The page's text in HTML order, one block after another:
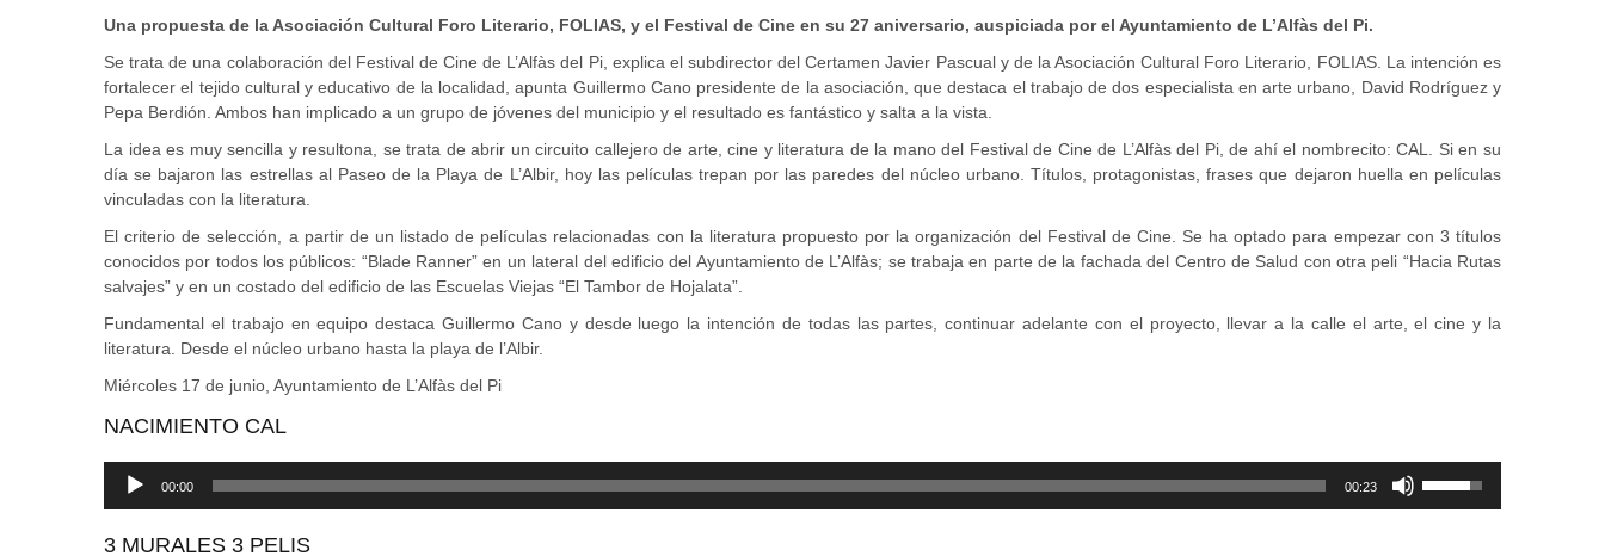
Una propuesta de la Asociación Cultural Foro Literario, FOLIAS, y el Festival de Cine en su 27 aniversario, auspiciada por el Ayuntamiento de L’Alfàs del Pi.
Se trata de una colaboración del Festival de Cine de L’Alfàs del Pi, explica el subdirector del Certamen Javier Pascual y de la Asociación Cultural Foro Literario, FOLIAS. La intención es
fortalecer el tejido cultural y educativo de la localidad, apunta Guillermo Cano presidente de la asociación, que destaca el trabajo de dos especialista en arte urbano, David Rodríguez y
Pepa Berdión. Ambos han implicado a un grupo de jóvenes del municipio y el resultado es fantástico y salta a la vista.
La idea es muy sencilla y resultona, se trata de abrir un circuito callejero de arte, cine y literatura de la mano del Festival de Cine de L’Alfàs del Pi, de ahí el nombrecito: CAL. Si en su
día se bajaron las estrellas al Paseo de la Playa de L’Albir, hoy las películas trepan por las paredes del núcleo urbano. Títulos, protagonistas, frases que dejaron huella en películas
vinculadas con la literatura.
El criterio de selección, a partir de un listado de películas relacionadas con la literatura propuesto por la organización del Festival de Cine. Se ha optado para empezar con 3 títulos
conocidos por todos los públicos: “Blade Ranner” en un lateral del edificio del Ayuntamiento de L’Alfàs; se trabaja en parte de la fachada del Centro de Salud con otra peli “Hacia Rutas
salvajes” y en un costado del edificio de las Escuelas Viejas “El Tambor de Hojalata”.
Fundamental el trabajo en equipo destaca Guillermo Cano y desde luego la intención de todas las partes, continuar adelante con el proyecto, llevar a la calle el arte, el cine y la
literatura. Desde el núcleo urbano hasta la playa de l’Albir.
Miércoles 17 de junio, Ayuntamiento de L’Alfàs del Pi
NACIMIENTO CAL
Reproductor
00:00 00:23
3 MURALES 3 PELIS